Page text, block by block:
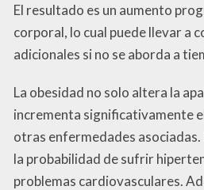
El resultado es un aumento
corporal, lo cual puede llevar a
adicionales si no se aborda a
La obesidad no solo altera la
incrementa significativamente
otras enfermedades
la probabilidad de sufrir
problemas cardiovasculares.